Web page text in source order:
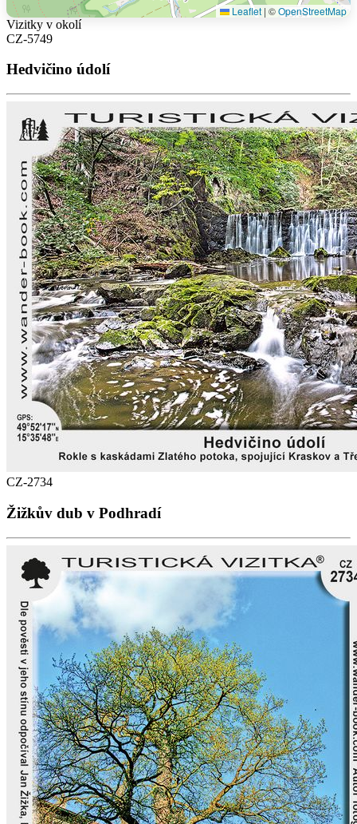
Leaflet | ©OpenStreetMap
Vizitky v okolí
CZ-5749
Hedvičino údolí
CZ-2734
Žižkův dub v Podhradí